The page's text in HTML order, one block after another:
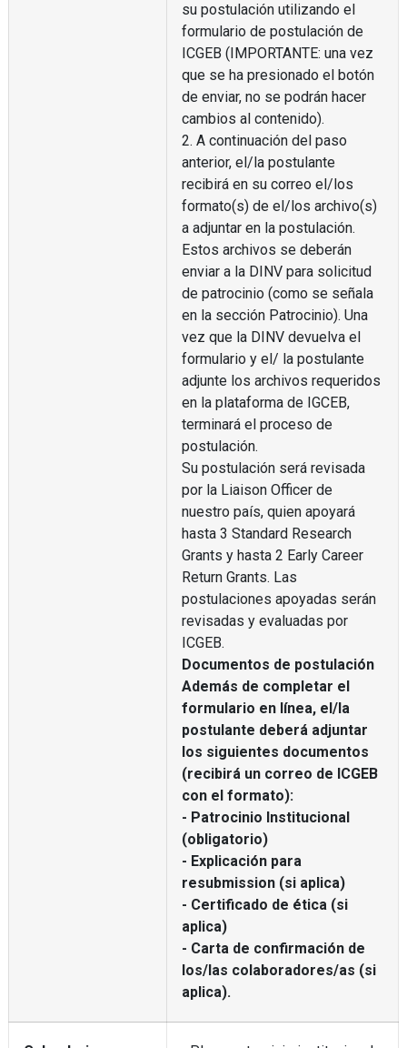
su postulación utilizando el
formulario de postulación de
ICGEB (IMPORTANTE: una vez
que se ha presionado el botón
de enviar, no se podrán hacer
cambios al contenido).
2. A continuación del paso
anterior, el/la postulante
recibirá en su correo el/los
formato(s) de el/los archivo(s)
a adjuntar en la postulación.
Estos archivos se deberán
enviar a la DINV para solicitud
de patrocinio (como se señala
en la sección Patrocinio). Una
vez que la DINV devuelva el
formulario y el/ la postulante
adjunte los archivos requeridos
en la plataforma de IGCEB,
terminará el proceso de
postulación.
Su postulación será revisada
por la Liaison Officer de
nuestro país, quien apoyará
hasta 3 Standard Research
Grants y hasta 2 Early Career
Return Grants. Las
postulaciones apoyadas serán
revisadas y evaluadas por
ICGEB.
Documentos de postulación
Además de completar el
formulario en línea, el/la
postulante deberá adjuntar
los siguientes documentos
(recibirá un correo de ICGEB
con el formato):
- Patrocinio Institucional
(obligatorio)
- Explicación para
resubmission (si aplica)
- Certificado de ética (si
aplica)
- Carta de confirmación de
los/las colaboradores/as (si
aplica).